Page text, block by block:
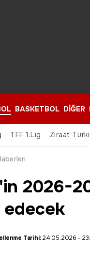
BASKETBOL DİĞER
TFF 1.Lig Ziraat
2026-
edecek
Tarihi:24.05.2026 -